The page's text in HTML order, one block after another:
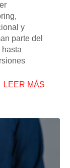
y
parte del
hasta
LEER MÁS